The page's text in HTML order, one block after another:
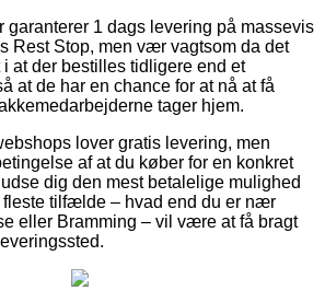
garanterer 1 dags levering på massevis
Rest Stop, men vær vagtsom da det
at der bestilles tidligere end et
at de har en chance for at nå at få
tager hjem.
lover gratis levering, men
af at du køber for en konkret
dig den mest betalelige mulighed
fleste tilfælde – hvad end du er nær
eller Bramming – vil være at få bragt